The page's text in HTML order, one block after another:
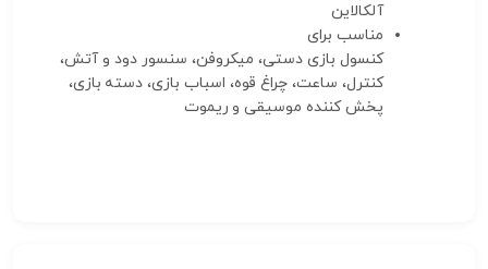
آلکالاین
مناسب برای
کنسول بازی دستی، میکروفن، سنسور دود و آتش،
کنترل، ساعت، چراغ قوه، اسباب بازی، دسته بازی،
پخش کننده موسیقیو ریموت